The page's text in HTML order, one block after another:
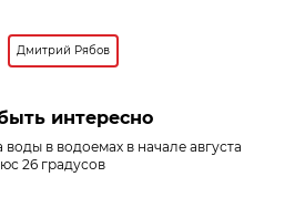
Дмитрий Рябов
интересно
воды в водоемах в начале августа
26 градусов